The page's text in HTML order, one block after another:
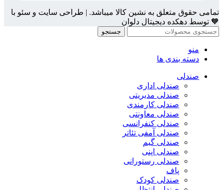
تمامی حقوق متعلق به نشین کالا میباشد. | طراحی سایت و سئو با
🧡 توسط دهکده دیجیتال دلوان
جستجو
منو
دسته بندی ها
صندلی
صندلی اداری
صندلی مدیریتی
صندلی کارمندی
صندلی معاونتی
صندلی کنفرانسی
صندلی آمفی تئاتر
صندلی گیم
صندلی اپنی
صندلی رستورانی
پاف
صندلی کودک